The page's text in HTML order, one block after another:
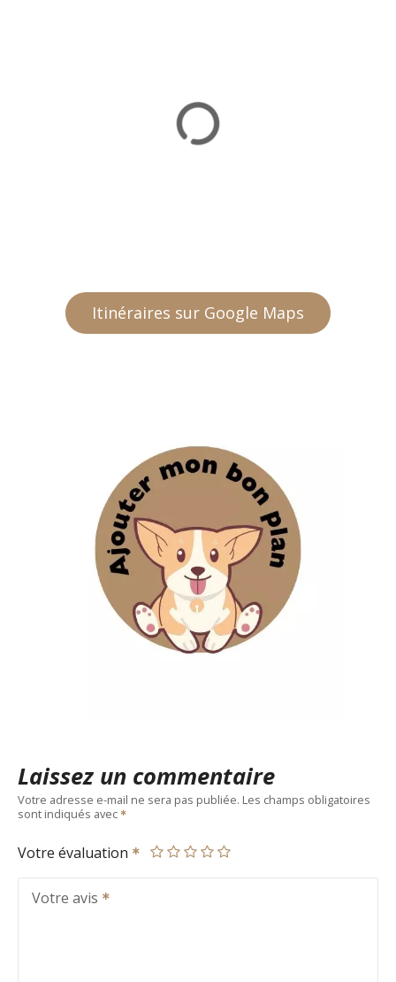
Itinéraires sur Google Maps
Laissez un commentaire
Votre adresse e-mail ne sera pas publiée. Les champs obligatoires
sont indiqués avec
Votre évaluation
Votre avis